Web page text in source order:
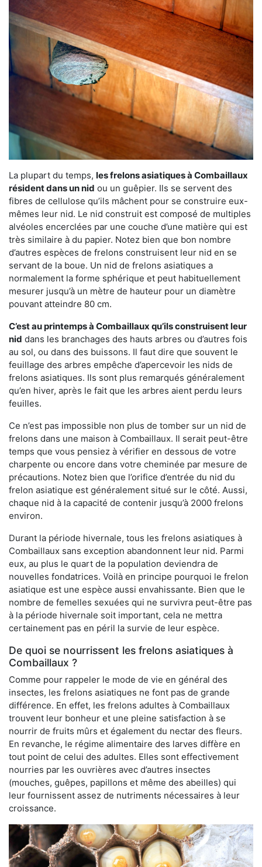
La plupart du temps, les frelons asiatiques à Combaillaux
résident dans un nid ou un guêpier. Ils se servent des
fibres de cellulose qu’ils mâchent pour se construire eux-
mêmes leur nid. Le nid construit est composé de multiples
alvéoles encerclées par une couche d’une matière qui est
très similaire à du papier. Notez bien que bon nombre
d’autres espèces de frelons construisent leur nid en se
servant de la boue. Un nid de frelons asiatiques a
normalement la forme sphérique et peut habituellement
mesurer jusqu’à un mètre de hauteur pour un diamètre
pouvant atteindre 80 cm.
C’est au printemps à Combaillaux qu’ils construisent leur
nid dans les branchages des hauts arbres ou d’autres fois
au sol, ou dans des buissons. Il faut dire que souvent le
feuillage des arbres empêche d’apercevoir les nids de
frelons asiatiques. Ils sont plus remarqués généralement
qu’en hiver, après le fait que les arbres aient perdu leurs
feuilles.
Ce n’est pas impossible non plus de tomber sur un nid de
frelons dans une maison à Combaillaux. Il serait peut-être
temps que vous pensiez à vérifier en dessous de votre
charpente ou encore dans votre cheminée par mesure de
précautions. Notez bien que l’orifice d’entrée du nid du
frelon asiatique est généralement situé sur le côté. Aussi,
chaque nid à la capacité de contenir jusqu’à 2000 frelons
environ.
Durant la période hivernale, tous les frelons asiatiques à
Combaillaux sans exception abandonnent leur nid. Parmi
eux, au plus le quart de la population deviendra de
nouvelles fondatrices. Voilà en principe pourquoi le frelon
asiatique est une espèce aussi envahissante. Bien que le
nombre de femelles sexuées qui ne survivra peut-être pas
à la période hivernale soit important, cela ne mettra
certainement pas en péril la survie de leur espèce.
De quoi se nourrissent les frelons asiatiques à
Combaillaux ?
Comme pour rappeler le mode de vie en général des
insectes, les frelons asiatiques ne font pas de grande
différence. En effet, les frelons adultes à Combaillaux
trouvent leur bonheur et une pleine satisfaction à se
nourrir de fruits mûrs et également du nectar des fleurs.
En revanche, le régime alimentaire des larves diffère en
tout point de celui des adultes. Elles sont effectivement
nourries par les ouvrières avec d’autres insectes
(mouches, guêpes, papillons et même des abeilles) qui
leur fournissent assez de nutriments nécessaires à leur
croissance.